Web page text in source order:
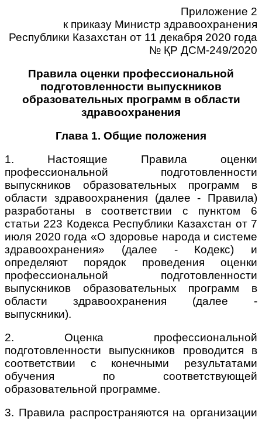
Приложение 2
к приказу Министр здравоохранения
Республики Казахстан от 11 декабря 2020 года
№ ҚР ДСМ-249/2020
Правила оценки профессиональной
подготовленности выпускников
образовательных программ в области
здравоохранения
Глава 1. Общие положения
1. Настоящие Правила оценки
профессиональной подготовленности
выпускников образовательных программ в
области здравоохранения (далее - Правила)
разработаны в соответствии с пунктом 6
статьи 223 Кодекса Республики Казахстан от 7
июля 2020 года «О здоровье народа и системе
здравоохранения» (далее - Кодекс) и
определяют порядок проведения оценки
профессиональной подготовленности
выпускников образовательных программ в
области здравоохранения (далее -
выпускники).
2. Оценка профессиональной
подготовленности выпускников проводится в
соответствии с конечными результатами
обучения по соответствующей
образовательной программе.
3. Правила распространяются на организации